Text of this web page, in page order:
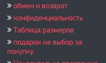
обмен и возврат
конфиденциальность
Таблица размеров
подарок на выбор за
покупку